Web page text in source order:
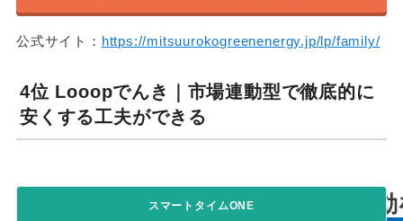
公式サイト： https://mitsuurokogreenenergy.jp/lp/family/
4位 Looopでんき｜市場連動型で徹底的に
安くする工夫ができる
市場連動型プランで、電気代の変
スマートタイムONE